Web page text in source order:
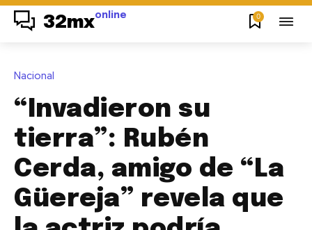
32mxonline 0
Nacional
“Invadieron su
tierra”: Rubén
Cerda, amigo de “La
Güereja” revela que